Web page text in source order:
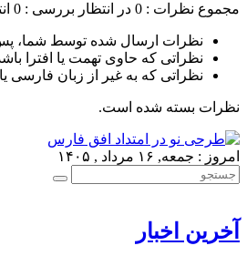
مجموع نظرات : 0 در انتظار بررسی : 0
نظرات ارسال شده توسط شما، پس
نظراتی که حاوی تهمت یا افترا
نظراتی که به غیر از زبان فارسی
نظرات بسته شده است.
امروز : جمعه, ۱۶ مرداد , ۱۴۰۵
آخرین اخبار